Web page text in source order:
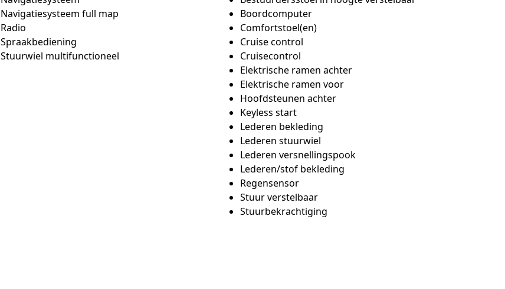
Navigatiesysteem full map
Radio
Spraakbediening
Stuurwiel multifunctioneel
Boordcomputer
Comfortstoel(en)
Cruise control
Cruisecontrol
Elektrische ramen achter
Elektrische ramen voor
Hoofdsteunen achter
Keyless start
Lederen bekleding
Lederen stuurwiel
Lederen versnellingspook
Lederen/stof bekleding
Regensensor
Stuur verstelbaar
Stuurbekrachtiging